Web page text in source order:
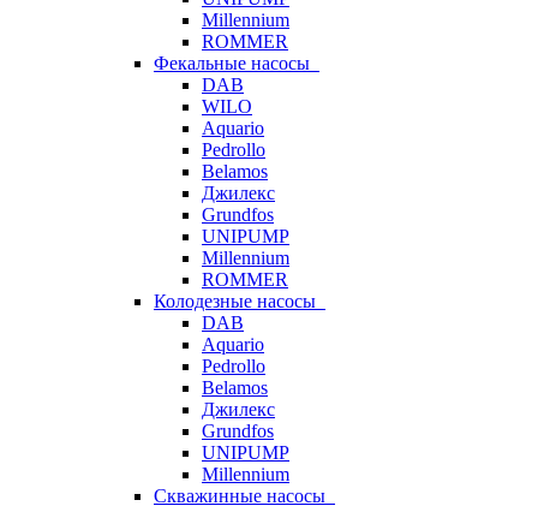
Millennium
ROMMER
Фекальные насосы
DAB
WILO
Aquario
Pedrollo
Belamos
Джилекс
Grundfos
UNIPUMP
Millennium
ROMMER
Колодезные насосы
DAB
Aquario
Pedrollo
Belamos
Джилекс
Grundfos
UNIPUMP
Millennium
Скважинные насосы